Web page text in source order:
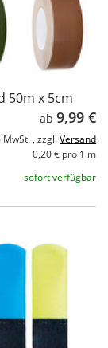
50m x 5cm
ab 9,99 €
MwSt. , zzgl.Versand
0,20 € pro 1 m
sofort verfügbar